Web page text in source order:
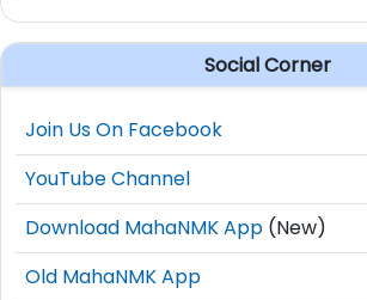
Social Corner
Join Us On Facebook
YouTube Channel
Download MahaNMK App (New)
Old MahaNMK App